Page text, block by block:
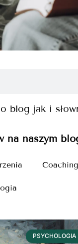
blog jak i
na naszym
Coaching
PSYCHOLOGIA